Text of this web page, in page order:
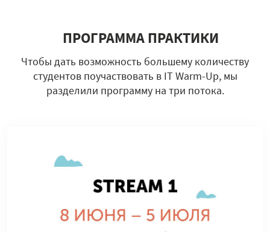
⠀ПРОГРАММА ПРАКТИКИ
Чтобы дать возможность большему количеству
студентов поучаствовать в IT Warm-Up, мы
разделили программу на три потока.